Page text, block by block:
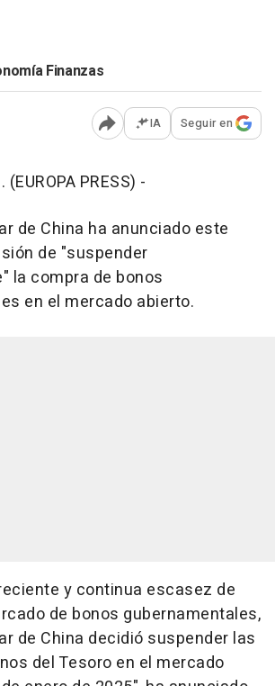
Finanzas
Abrir opciones para
IA Seguir en
PRESS) -
de China ha anunciado este
de "suspender
la compra de bonos
en el mercado abierto.
y continua escasez de
de bonos gubernamentales,
de China decidió suspender las
del Tesoro en el mercado